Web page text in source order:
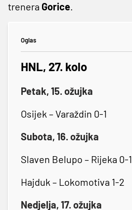
trenera Gorice.
Oglas
HNL, 27. kolo
Petak, 15. ožujka
Osijek – Varaždin 0-1
Subota, 16. ožujka
Slaven Belupo – Rijeka 0-1
Hajduk – Lokomotiva 1-2
Nedjelja, 17. ožujka